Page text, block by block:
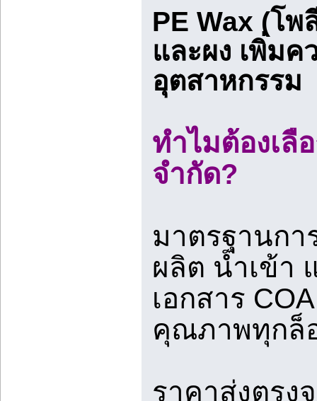
PE Wax (โ
และผง เพิ่มค
อุตสาหกรรม
ทำไมต้องเลื
จำกัด?
มาตรฐานกา
ผลิต นำเข้า
เอกสาร
คุณภาพทุกล็
ราคาส่งตรง